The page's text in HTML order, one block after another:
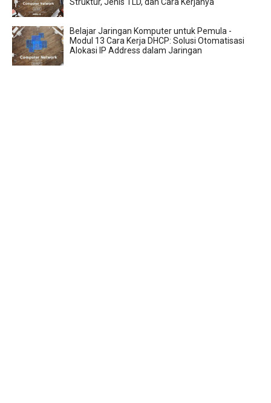
Belajar Jaringan Komputer untuk Pemula -
Modul 13 Cara Kerja DHCP: Solusi Otomatisasi
Alokasi IP Address dalam Jaringan